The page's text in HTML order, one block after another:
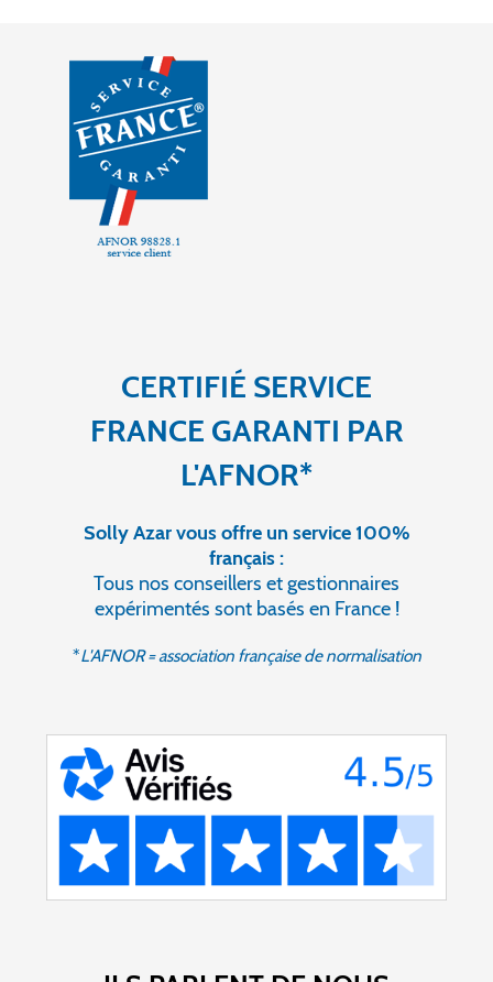
CERTIFIÉ SERVICE
FRANCE GARANTI PAR
L'AFNOR*
Solly Azar vous offre un service 100%
français :
Tous nos conseillers et gestionnaires
expérimentés sont basés en France !
*L'AFNOR = association française de normalisation